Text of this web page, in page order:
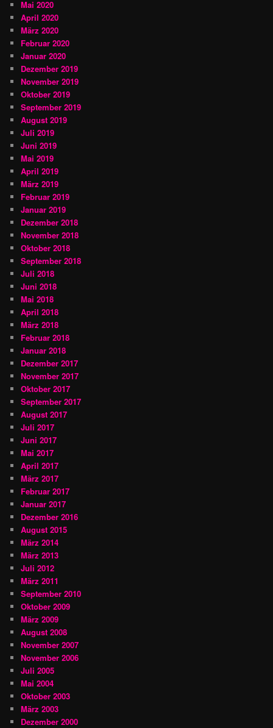
Mai 2020
April 2020
März 2020
Februar 2020
Januar 2020
Dezember 2019
November 2019
Oktober 2019
September 2019
August 2019
Juli 2019
Juni 2019
Mai 2019
April 2019
März 2019
Februar 2019
Januar 2019
Dezember 2018
November 2018
Oktober 2018
September 2018
Juli 2018
Juni 2018
Mai 2018
April 2018
März 2018
Februar 2018
Januar 2018
Dezember 2017
November 2017
Oktober 2017
September 2017
August 2017
Juli 2017
Juni 2017
Mai 2017
April 2017
März 2017
Februar 2017
Januar 2017
Dezember 2016
August 2015
März 2014
März 2013
Juli 2012
März 2011
September 2010
Oktober 2009
März 2009
August 2008
November 2007
November 2006
Juli 2005
Mai 2004
Oktober 2003
März 2003
Dezember 2000